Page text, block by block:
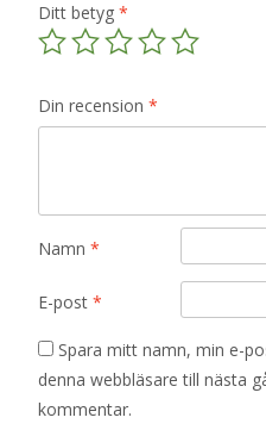
Ditt betyg *
Din recension *
Namn *
E-post *
Spara mitt namn, min e-
denna webbläsare till nästa
kommentar.